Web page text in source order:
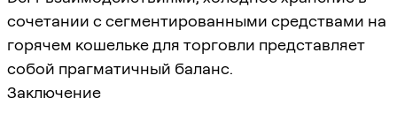
сочетании с сегментированными средствами на
горячем кошельке для торговли представляет
собой прагматичный баланс.
Заключение